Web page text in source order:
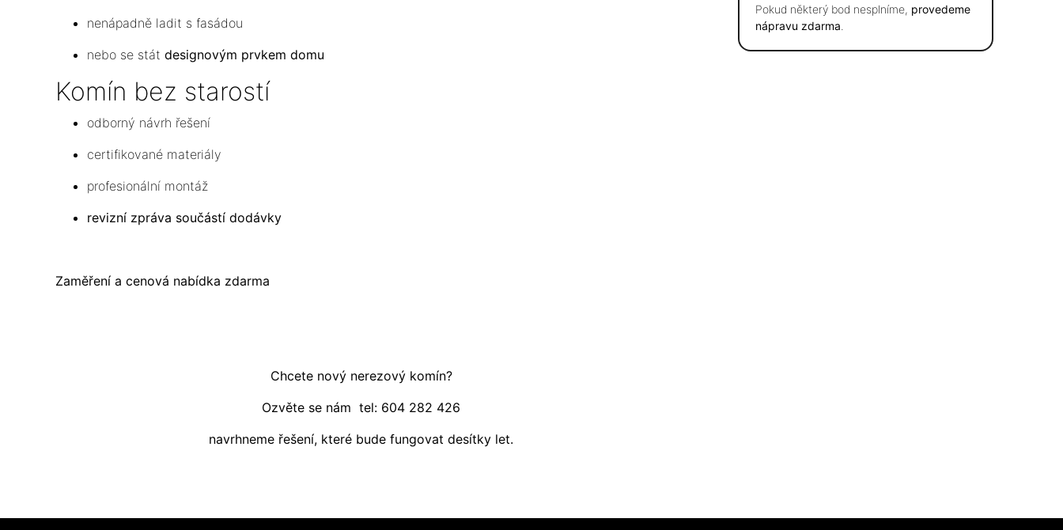
nenápadně ladit s fasádou
nebo se stát designovým prvkem domu
Komín bez starostí
odborný návrh řešení
certifikované materiály
profesionální montáž
revizní zpráva součástí dodávky
Zaměření a cenová nabídka zdarma
Chcete nový nerezový komín?
Ozvěte se nám tel: 604 282 426
navrhneme řešení, které bude fungovat desítky let.
Pokud některý bod nesplníme, provedeme
nápravu zdarma.